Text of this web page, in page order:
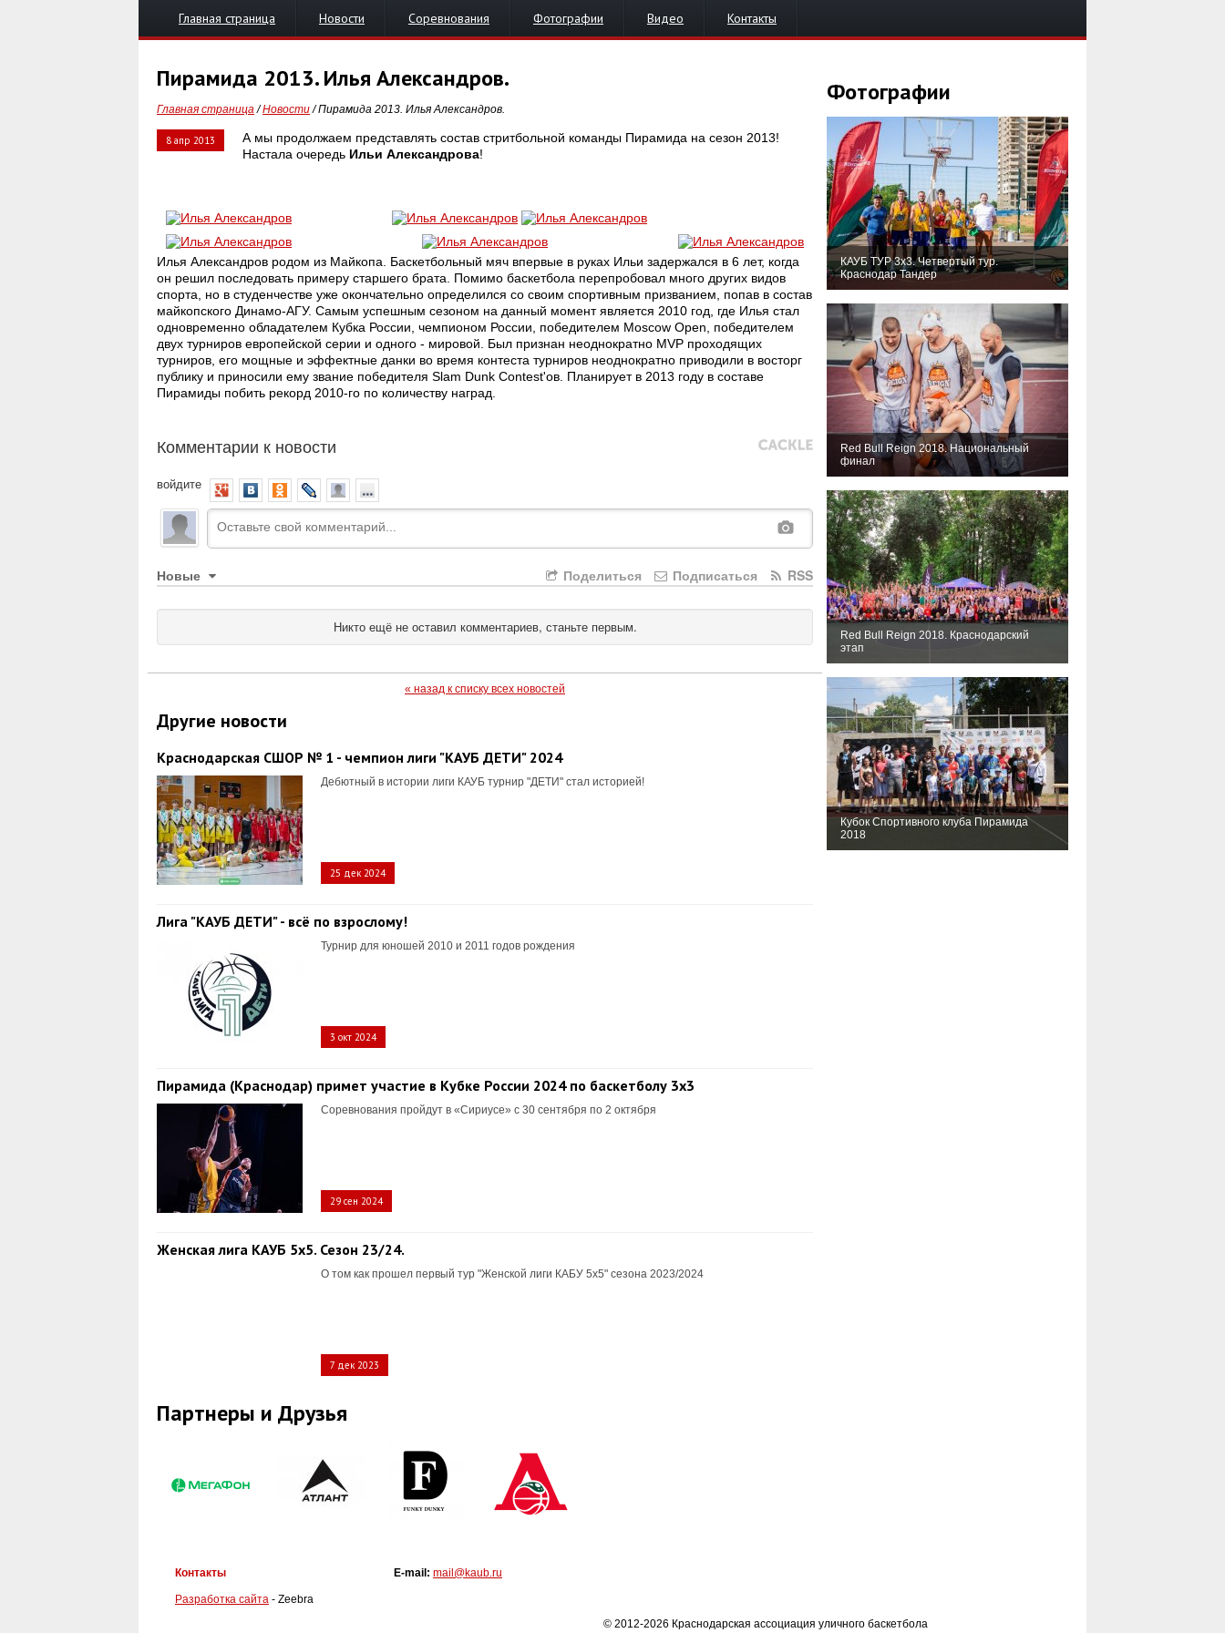
Главная страница Новости Соревнования Фотографии Видео Контакты
Пирамида 2013. Илья Александров.
Главная страница/Новости/ Пирамида 2013. Илья Александров.
8 апр 2013
А мы продолжаем представлять состав стритбольной команды Пирамида на сезон 2013!
Настала очередь Ильи Александрова!
Илья Александров родом из Майкопа. Баскетбольный мяч впервые в руках Ильи задержался в 6 лет, когда
он решил последовать примеру старшего брата. Помимо баскетбола перепробовал много других видов
спорта, но в студенчестве уже окончательно определился со своим спортивным призванием, попав в состав
майкопского Динамо-АГУ. Самым успешным сезоном на данный момент является 2010 год, где Илья стал
одновременно обладателем Кубка России, чемпионом России, победителем Moscow Open, победителем
двух турниров европейской серии и одного - мировой. Был признан неоднократно MVP проходящих
турниров, его мощные и эффектные данки во время контеста турниров неоднократно приводили в восторг
публику и приносили ему звание победителя Slam Dunk Contest'ов. Планирует в 2013 году в составе
Пирамиды побить рекорд 2010-го по количеству наград.
Комментарии к новости
войдите
Новые RSS
Подписаться
Поделиться
Никто ещё не оставил комментариев, станьте первым.
« назад к списку всех новостей
Другие новости
Краснодарская СШОР № 1 - чемпион лиги "КАУБ ДЕТИ" 2024
Дебютный в истории лиги КАУБ турнир "ДЕТИ" стал историей!
25 дек 2024
Лига "КАУБ ДЕТИ" - всё по взрослому!
Турнир для юношей 2010 и 2011 годов рождения
3 окт 2024
Пирамида (Краснодар) примет участие в Кубке России 2024 по баскетболу 3х3
Соревнования пройдут в «Сириусе» с 30 сентября по 2 октября
29 сен 2024
Женская лига КАУБ 5х5. Сезон 23/24.
О том как прошел первый тур "Женской лиги КАБУ 5х5" сезона 2023/2024
7 дек 2023
Фотографии
КАУБ ТУР 3х3. Четвертый тур.
Краснодар Тандер
Red Bull Reign 2018. Национальный
финал
Red Bull Reign 2018. Краснодарский
этап
Кубок Спортивного клуба Пирамида
2018
Партнеры и Друзья
Контакты
Разработка сайта - Zeebra
E-mail: mail@kaub.ru
© 2012-2026 Краснодарская ассоциация уличного баскетбола